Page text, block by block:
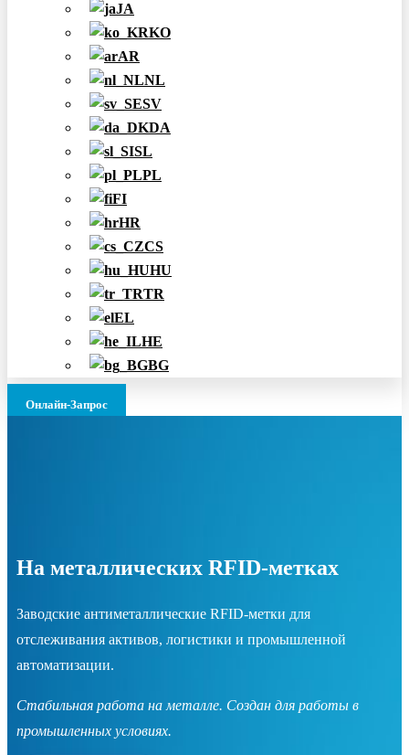
JA
KO
AR
NL
SV
DA
SL
PL
FI
HR
CS
HU
TR
EL
HE
BG
Онлайн-Запрос
На металлических RFID-метках
Заводские антиметаллические RFID-метки для
отслеживания активов, логистики и промышленной
автоматизации.
Стабильная работа на металле. Создан для работы в
промышленных условиях.